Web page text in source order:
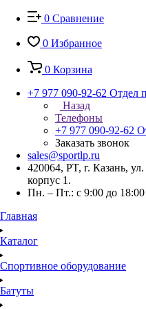
0 Сравнение
0 Избранное
0 Корзина
+7 977 090-92-62 Отдел
Назад
Телефоны
+7 977 090-92-62
Заказать звонок
sales@sportlp.ru
420064, PT, г. Казань,
корпус 1.
Пн. – Пт.: с 9:00 до 18:00
Главная
Каталог
Спортивное оборудование
Батуты